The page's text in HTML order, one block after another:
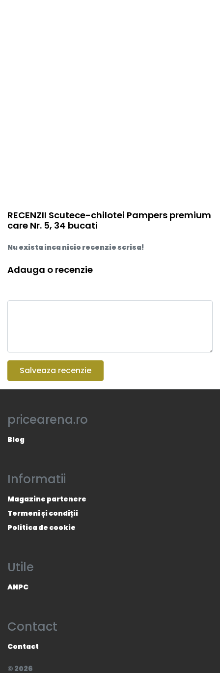
RECENZII Scutece-chilotei Pampers premium
care Nr. 5, 34 bucati
Nu exista inca nicio recenzie scrisa!
Adauga o recenzie
Salveaza recenzie
pricearena.ro
Blog
Informatii
Magazine partenere
Termeni și condiții
Politica de cookie
Utile
ANPC
Contact
Contact
© 2026